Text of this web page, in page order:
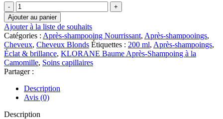
quantité
de
🌼
KLORANE
Baume
Après-
Shampoing
à
la
Camomille
|
200
ml
Ajouter au panier
Ajouter à la liste de souhaits
Catégories : Après-shampooing Nourrissant, Après-shampooings,
Cheveux, Cheveux Blonds Étiquettes : 200 ml, Après-shampoings,
Éclat & brillance, KLORANE Baume Après-Shampoing à la
Camomille, Soins capillaires
Partager :
Description
Avis (0)
Description